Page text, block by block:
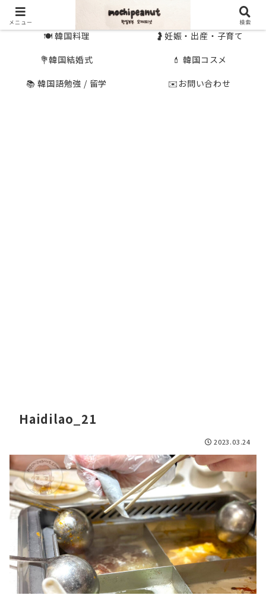
🍽 韓国料理
🤰妊娠・出産・子育て
💐韓国結婚式
💄 韓国コスメ
📚 韓国語勉強 / 留学
✉️お問い合わせ
Haidilao_21
2023.03.24
メニュー 検索